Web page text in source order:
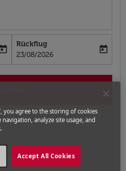
aria-label
today
Rückflug
fc-booking-return-date-aria-label
23/08/2026
today
nach Dänemark
you agree to the storing of cookies
analyze site usage, and
Accept All Cookies